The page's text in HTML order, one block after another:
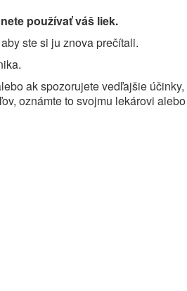
používať váš liek.
ste si ju znova prečítali.
ak spozorujete vedľajšie účinky,
oznámte to svojmu lekárovi alebo